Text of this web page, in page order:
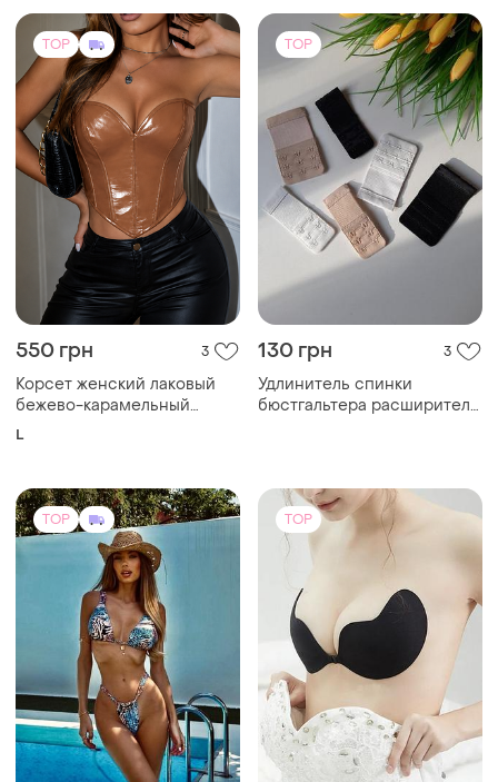
TOP
550 грн 3
Корсет женский лаковый
бежево-карамельный
экокожа бюстье топ без
L
TOP
130 грн 3
Удлинитель спинки
бюстгальтера расширитель
TOP TOP